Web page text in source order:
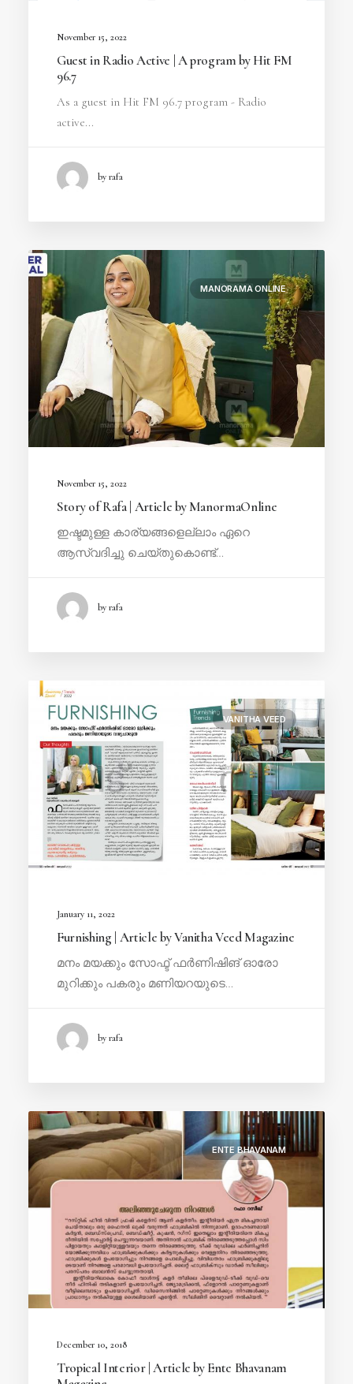
November 15, 2022
Guest in Radio Active | A program by Hit FM
96.7
As a guest in Hit FM 96.7 program - Radio
active...
by rafa
MANORAMA ONLINE
November 15, 2022
Story of Rafa | Article by ManormaOnline
ഇഷ്ടമുള്ള കാര്യങ്ങളെല്ലാം ഏറെ
ആസ്വദിച്ചു ചെയ്തുകൊണ്ട്…
by rafa
VANITHA VEED
January 11, 2022
Furnishing | Article by Vanitha Veed Magazine
മനം മയക്കും സോഫ്ട് ഫർണിഷിങ് ഓരോ
മുറിക്കും പകരും മണിയറയുടെ…
by rafa
ENTE BHAVANAM
December 10, 2018
Tropical Interior | Article by Ente Bhavanam